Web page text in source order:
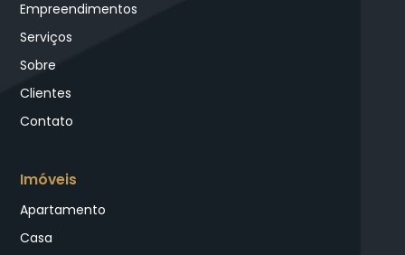
Empreendimentos
Serviços
Sobre
Clientes
Contato
Imóveis
Apartamento
Casa